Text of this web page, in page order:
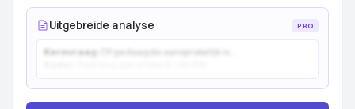
Uitgebreide analyse PRO
Kernvraag: